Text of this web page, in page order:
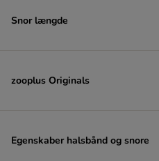
Snor længde
zooplus Originals
Egenskaber halsbånd og snore